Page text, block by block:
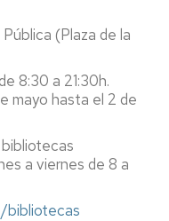
(Plaza de la
8:30 a 21:30h.
mayo hasta el 2 de
a viernes de 8 a
bibliotecas